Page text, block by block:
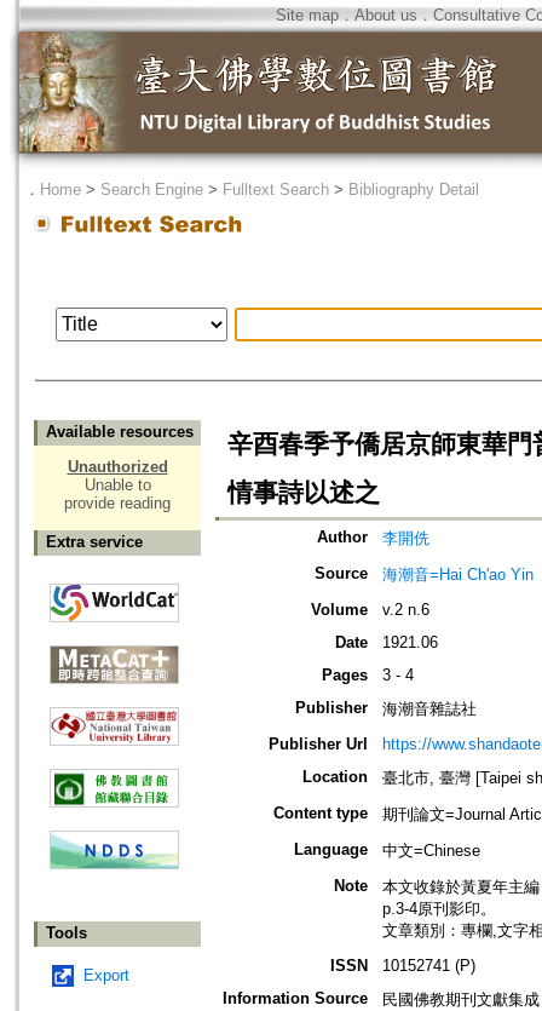
Site map．About us ． Consultative
． Home > Search Engine > Fulltext Search > Bibliography Detail
Available resources
Unauthorized
Unable to
provide reading
Extra service
Tools
Export
辛酉春季予僑居京師東華
情事詩以述之
Author
李開侁
Source
海潮音=Hai Ch'ao Yin
Volume
v.2 n.6
Date
1921.06
Pages
3 - 4
Publisher
海潮音雜誌社
Publisher Url
https://
Location
臺北市, 臺灣 [Taipei
Content type
期刊論文=Journal
Language
中文=Chinese
Note
本文收錄於黃夏年主
p.3-4原刊影印。
文章類別：專欄,文字
ISSN
10152741 (P)
Information Source
民國佛教期刊文獻集